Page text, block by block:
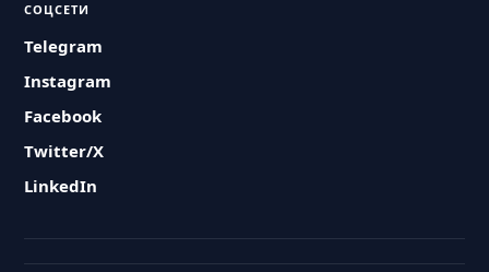
СОЦСЕТИ
Telegram
Instagram
Facebook
Twitter/X
LinkedIn